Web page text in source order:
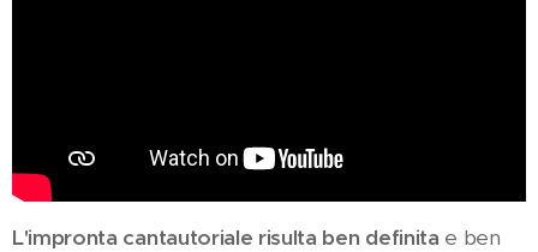
L'impronta cantautoriale risulta ben definita e ben